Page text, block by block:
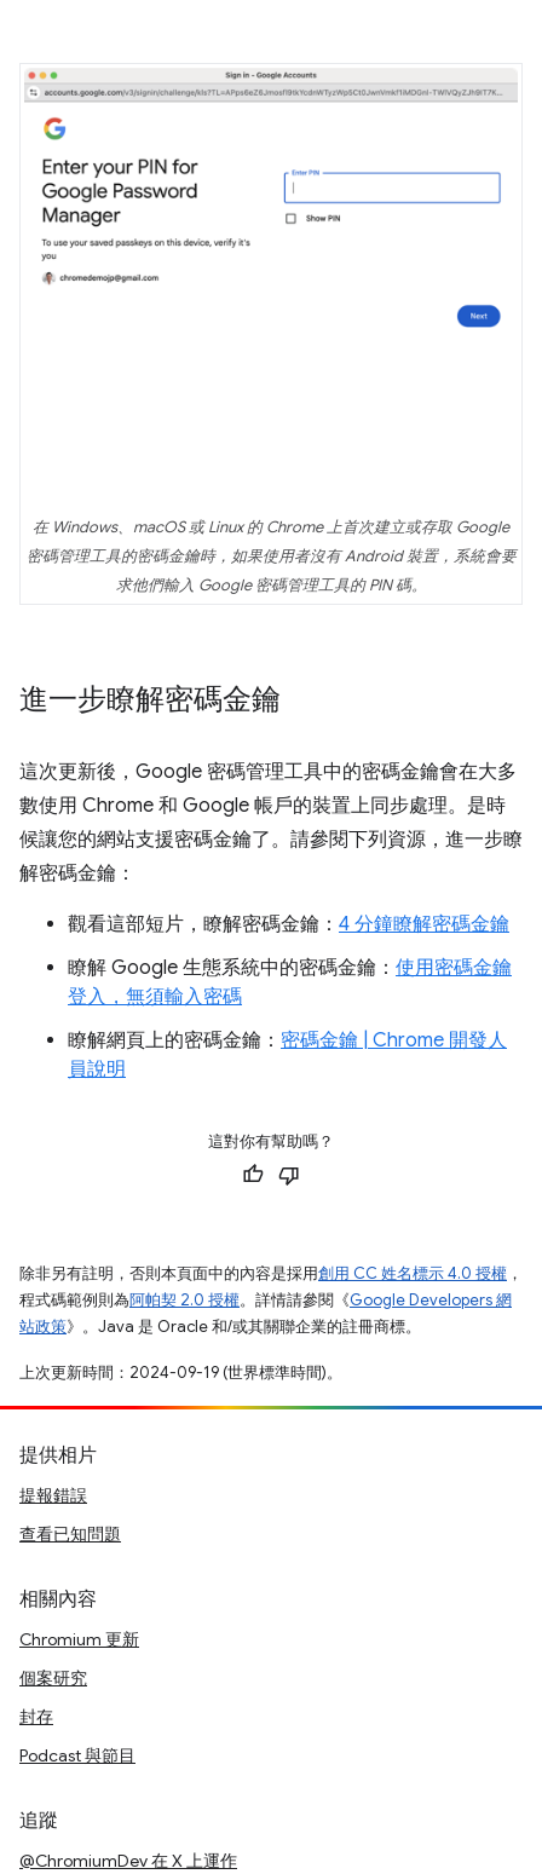
在 Windows、macOS 或 Linux 的 Chrome 上首次建立或存取 Google
密碼管理工具的密碼金鑰時，如果使用者沒有 Android 裝置，系統會要
求他們輸入 Google 密碼管理工具的 PIN 碼。
進一步瞭解密碼金鑰
這次更新後，Google 密碼管理工具中的密碼金鑰會在大多
數使用 Chrome 和 Google 帳戶的裝置上同步處理。是時
候讓您的網站支援密碼金鑰了。請參閱下列資源，進一步瞭
解密碼金鑰：
觀看這部短片，瞭解密碼金鑰： 4 分鐘瞭解密碼金鑰
瞭解 Google 生態系統中的密碼金鑰： 使用密碼金鑰
登入，無須輸入密碼
瞭解網頁上的密碼金鑰： 密碼金鑰 | Chrome 開發人
員說明
這對你有幫助嗎？
除非另有註明，否則本頁面中的內容是採用創用 CC 姓名標示 4.0 授權 ，
程式碼範例則為阿帕契 2.0 授權。詳情請參閱《Google Developers 網
站政策》。Java 是 Oracle 和/或其關聯企業的註冊商標。
上次更新時間：2024-09-19 (世界標準時間)。
提供相片
提報錯誤
查看已知問題
相關內容
Chromium 更新
個案研究
封存
Podcast 與節目
追蹤
@ChromiumDev 在 X 上運作